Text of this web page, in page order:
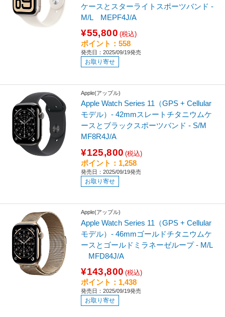
ケースとスターライトスポーツバンド -
M/L MEPF4J/A
¥55,800 (税込)
ポイント：558
発売日：2025/09/19発売
お取り寄せ
Apple(アップル)
Apple Watch Series 11（GPS + Cellular
モデル）- 42mmスレートチタニウムケ
ースとブラックスポーツバンド - S/M
MF8R4J/A
¥125,800 (税込)
ポイント：1,258
発売日：2025/09/19発売
お取り寄せ
Apple(アップル)
Apple Watch Series 11（GPS + Cellular
モデル）- 46mmゴールドチタニウムケ
ースとゴールドミラネーゼループ - M/L
MFD84J/A
¥143,800 (税込)
ポイント：1,438
発売日：2025/09/19発売
お取り寄せ